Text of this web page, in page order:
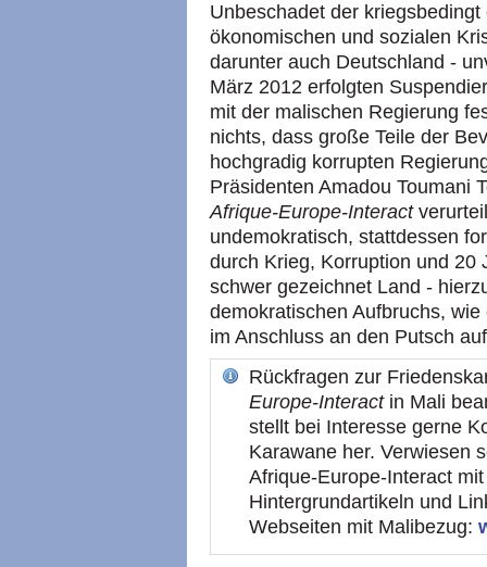
Unbeschadet der
ökonomischen und sozialen
darunter auch Deutschland -
März 2012 erfolgten
mit der malischen Regierung
nichts, dass große Teile der
hochgradig korrupten
Präsidenten Amadou Toumani
Afrique-Europe-Interact
undemokratisch, stattdessen
durch Krieg, Korruption und 20
schwer gezeichnet Land -
demokratischen Aufbruchs,
im Anschluss an den Putsch
Rückfragen zur
Europe-Interactin Mali
stellt bei Interesse gerne
Karawane her. Verwiesen
Afrique-Europe-Interact
Hintergrundartikeln und
Webseiten mit Malibezug: